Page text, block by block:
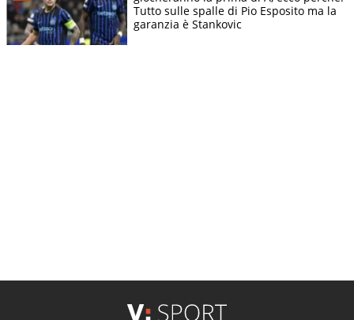
Tutto sulle spalle di Pio Esposito ma la
garanzia è Stankovic